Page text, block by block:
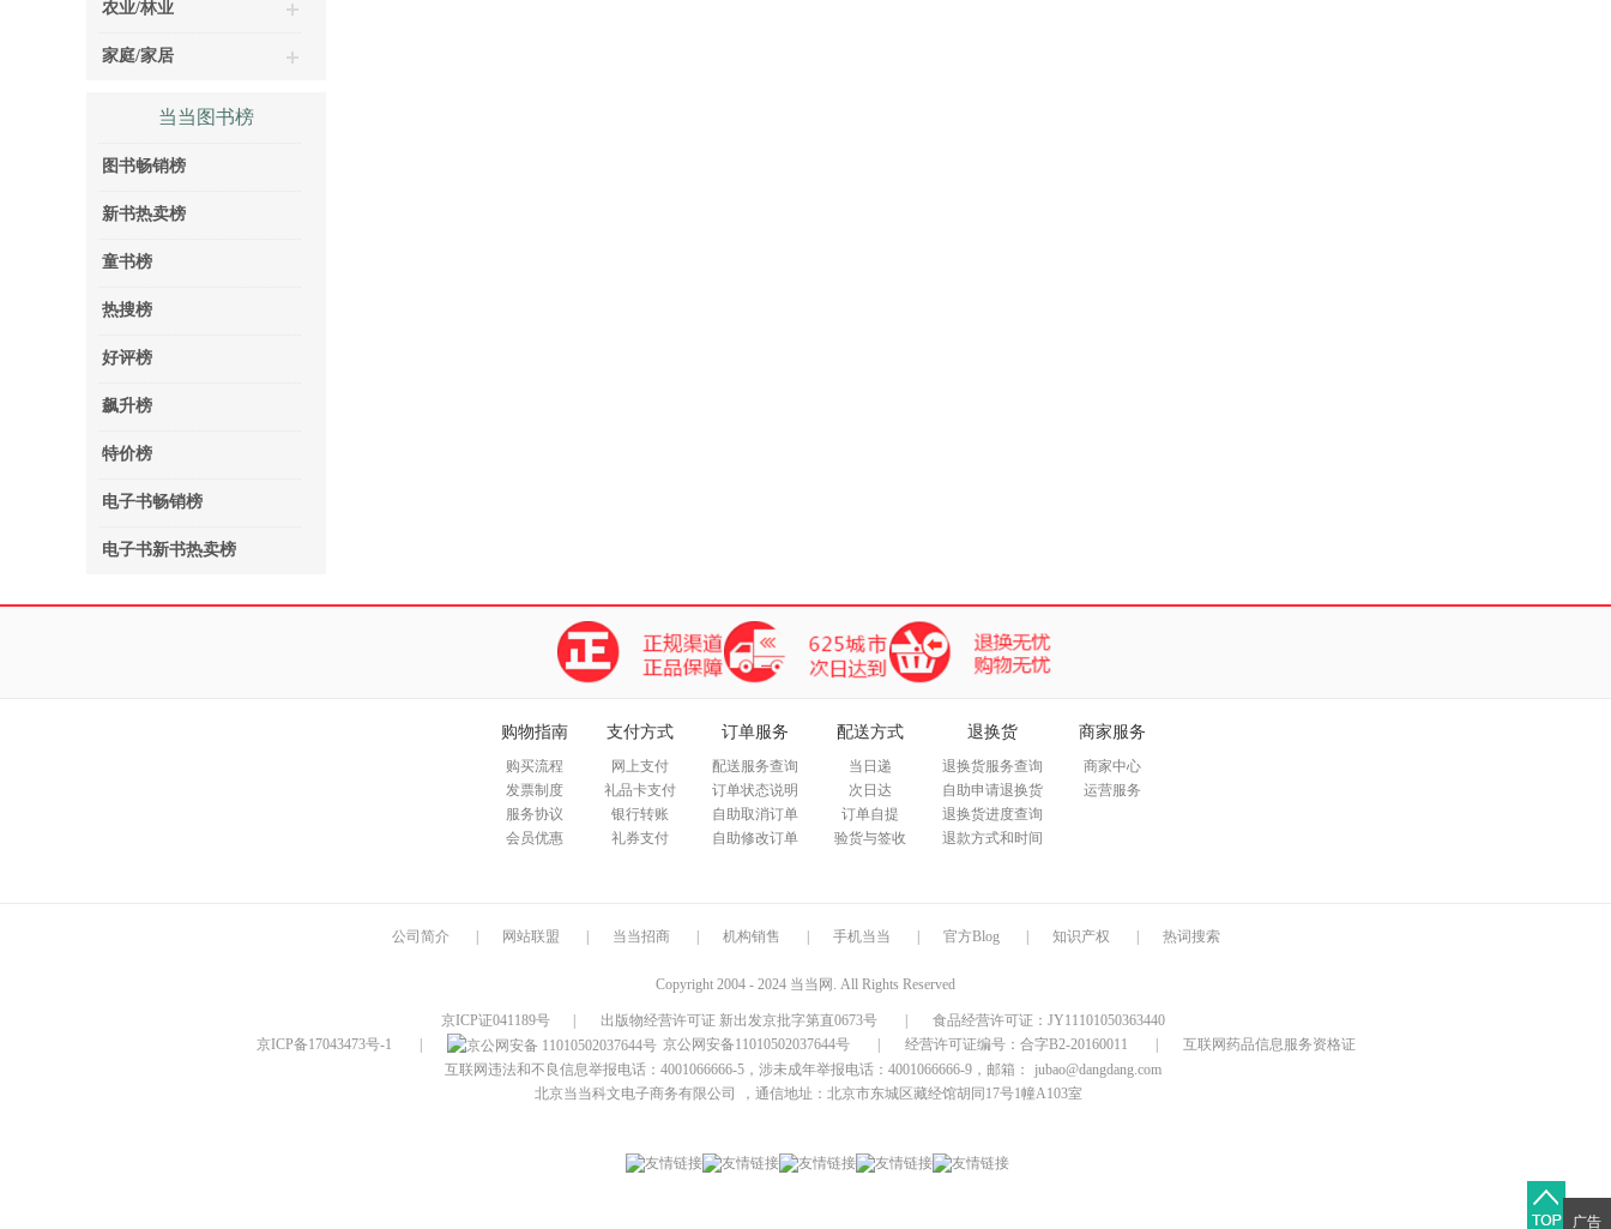
农业/林业
家庭/家居
当当图书榜
图书畅销榜
新书热卖榜
童书榜
热搜榜
好评榜
飙升榜
特价榜
电子书畅销榜
电子书新书热卖榜
购物指南
购买流程
发票制度
服务协议
会员优惠
支付方式
网上支付
礼品卡支付
银行转账
礼券支付
订单服务
配送服务查询
订单状态说明
自助取消订单
自助修改订单
配送方式
当日递
次日达
订单自提
验货与签收
退换货
退换货服务查询
自助申请退换货
退换货进度查询
退款方式和时间
商家服务
商家中心
运营服务
公司简介 网站联盟 当当招商 机构销售 手机当当 官方Blog 知识产权 热词搜索
Copyright 2004 - 2024 当当网. All Rights Reserved
京ICP证041189号 出版物经营许可证 新出发京批字第直0673号
食品经营许可证：JY11101050363440
京ICP备17043473号-1
京公网安备11010502037644号 经营许可证编号：合字B2-20160011
互联网药品信息服务资格证
互联网违法和不良信息举报电话：4001066666-5，涉未成年举报电话：4001066666-9，邮箱：
jubao@dangdang.com
北京当当科文电子商务有限公司
，通信地址：北京市东城区藏经馆胡同17号1幢A103室
广告